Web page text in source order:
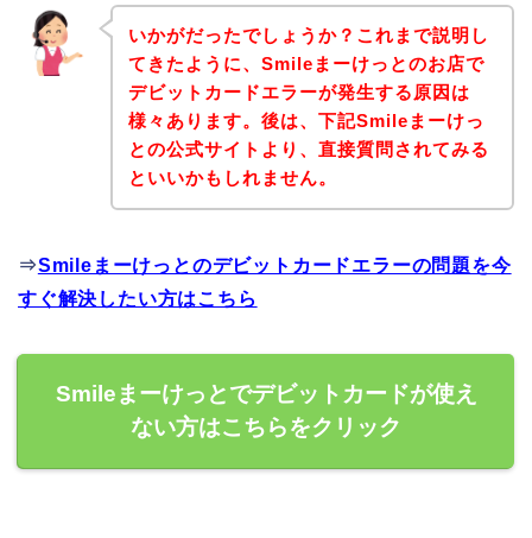
いかがだったでしょうか？これまで説明し
てきたように、Smileまーけっとのお店で
デビットカードエラーが発生する原因は
様々あります。後は、下記Smileまーけっ
との公式サイトより、直接質問されてみる
といいかもしれません。
⇒Smileまーけっとのデビットカードエラーの問題を今
すぐ解決したい方はこちら
Smileまーけっとでデビットカードが使え
ない方はこちらをクリック